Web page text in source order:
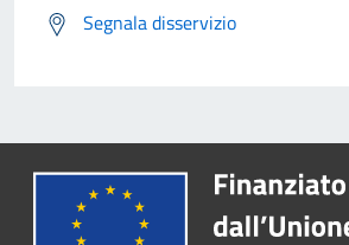
Segnala disservizio